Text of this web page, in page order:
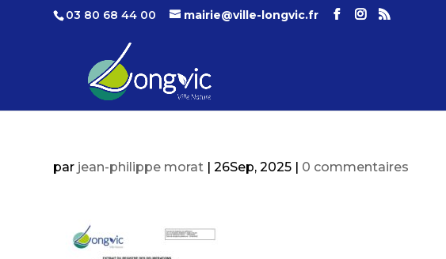
03 80 68 44 00 mairie@ville-longvic.fr
par jean-philippe morat |26Sep, 2025 | 0 commentaires